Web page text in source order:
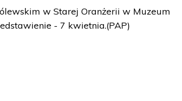
w Starej Oranżerii w Muzeum
- 7 kwietnia.(PAP)